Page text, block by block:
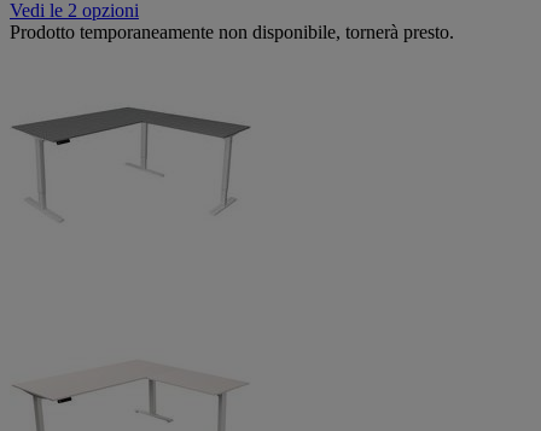
Vedi le 2 opzioni
Prodotto temporaneamente non disponibile, tornerà presto.